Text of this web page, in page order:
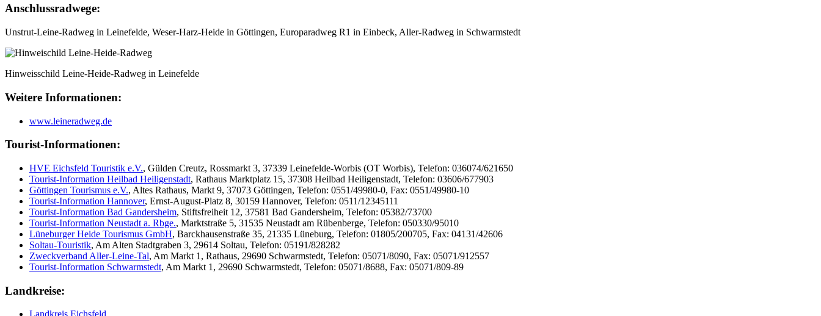
Anschlussradwege:
Unstrut-Leine-Radweg in Leinefelde, Weser-Harz-Heide in Göttingen, Europaradweg R1 in Einbeck, Aller-Radweg in Schwarmstedt
Hinweisschild Leine-Heide-Radweg in Leinefelde
Weitere Informationen:
www.leineradweg.de
Tourist-Informationen:
HVE Eichsfeld Touristik e.V., Gülden Creutz, Rossmarkt 3, 37339 Leinefelde-Worbis (OT Worbis), Telefon: 036074/621650
Tourist-Information Heilbad Heiligenstadt, Rathaus Marktplatz 15, 37308 Heilbad Heiligenstadt, Telefon: 03606/677903
Göttingen Tourismus e.V., Altes Rathaus, Markt 9, 37073 Göttingen, Telefon: 0551/49980-0, Fax: 0551/49980-10
Tourist-Information Hannover, Ernst-August-Platz 8, 30159 Hannover, Telefon: 0511/12345111
Tourist-Information Bad Gandersheim, Stiftsfreiheit 12, 37581 Bad Gandersheim, Telefon: 05382/73700
Tourist-Information Neustadt a. Rbge., Marktstraße 5, 31535 Neustadt am Rübenberge, Telefon: 050330/95010
Lüneburger Heide Tourismus GmbH, Barckhausenstraße 35, 21335 Lüneburg, Telefon: 01805/200705, Fax: 04131/42606
Soltau-Touristik, Am Alten Stadtgraben 3, 29614 Soltau, Telefon: 05191/828282
Zweckverband Aller-Leine-Tal, Am Markt 1, Rathaus, 29690 Schwarmstedt, Telefon: 05071/8090, Fax: 05071/912557
Tourist-Information Schwarmstedt, Am Markt 1, 29690 Schwarmstedt, Telefon: 05071/8688, Fax: 05071/809-89
Landkreise: